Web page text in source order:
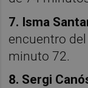
7. Isma
encuentro
minuto 72.
8. Sergi